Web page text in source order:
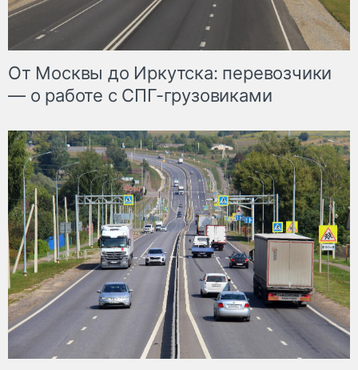
От Москвы до Иркутска: перевозчики
— о работе с СПГ-грузовиками